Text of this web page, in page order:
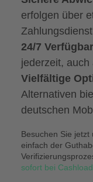
erfolgen über
24/7
jederzeit,
Vielfältige
Alternativen
deutschen
Besuchen Sie
einfach der
sofort bei Cashload